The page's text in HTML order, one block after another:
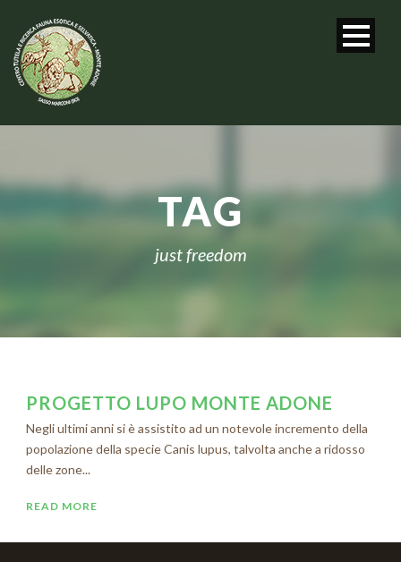
TAG
just freedom
PROGETTO LUPO MONTE ADONE
Negli ultimi anni si è assistito ad un notevole incremento della
popolazione della specie Canis lupus, talvolta anche a ridosso
delle zone...
READ MORE